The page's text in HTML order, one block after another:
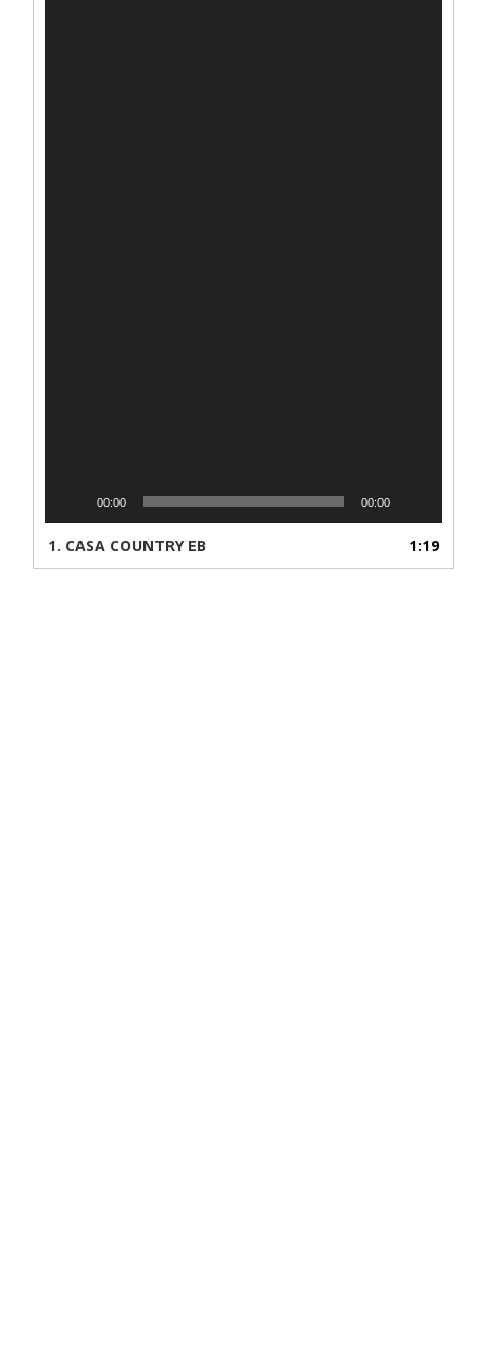
00:00 00:00
1. CASA COUNTRY EB 1:19